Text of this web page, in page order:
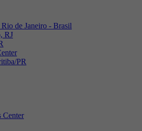
de Janeiro - Brasil
RJ
PR
Center